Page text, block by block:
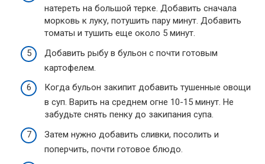
натереть на большой терке. Добавить сначала
морковь к луку, потушить пару минут. Добавить
томаты и тушить еще около 5 минут.
Добавить рыбу в бульон с почти готовым
картофелем.
Когда бульон закипит добавить тушенные овощи
в суп. Варить на среднем огне 10-15 минут. Не
забудьте снять пенку до закипания супа.
Затем нужно добавить сливки, посолить и
поперчить, почти готовое блюдо.